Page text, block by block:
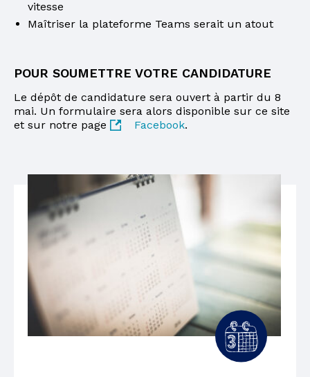
vitesse
Maîtriser la plateforme Teams serait un atout
POUR SOUMETTRE VOTRE CANDIDATURE
Le dépôt de candidature sera ouvert à partir du 8
mai. Un formulaire sera alors disponible sur ce site
et sur notre page
Facebook.